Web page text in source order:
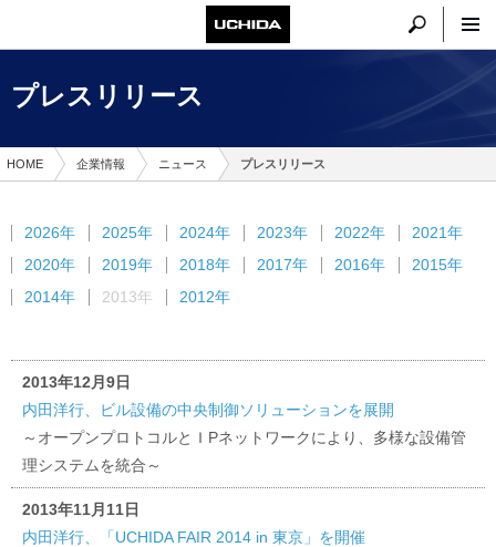
プレスリリース
HOME 企業情報 ニュース プレスリリース
2026年 2025年 2024年 2023年 2022年
2021年
2020年
2019年 2018年 2017年 2016年
2015年
2014年
2013年 2012年
2013年12月9日
内田洋行、ビル設備の中央制御ソリューションを展開
～オープンプロトコルとＩPネットワークにより、多様な設備管
理システムを統合～
2013年11月11日
内田洋行、「UCHIDA FAIR 2014 in 東京」を開催